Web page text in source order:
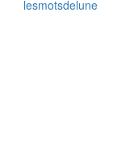
lesmotsdelune